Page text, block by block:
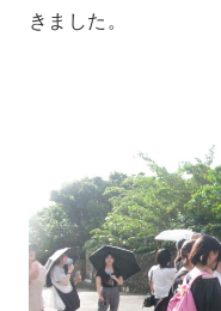
きました。